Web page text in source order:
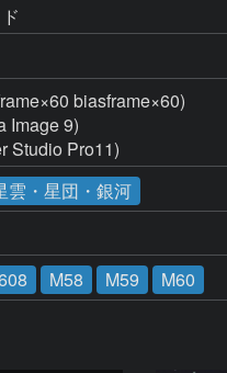
biasframe×60)
Image 9)
Studio Pro11)
雲・星団・銀河
M58 M59 M60